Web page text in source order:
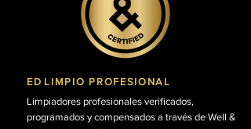
ED LIMPIO PROFESIONAL
Limpiadores profesionales verificados,
programados y compensados a través de Well &